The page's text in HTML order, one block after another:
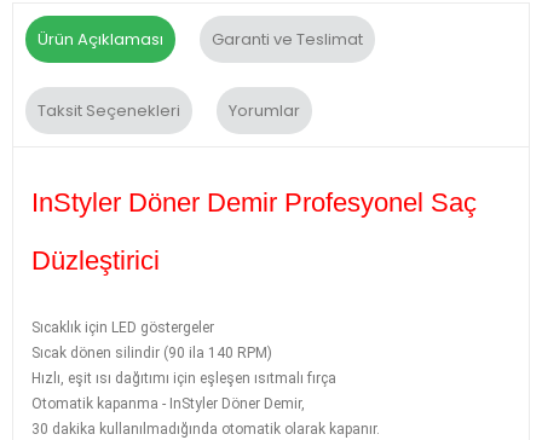
Ürün Açıklaması Garanti ve Teslimat
Taksit Seçenekleri Yorumlar
InStyler Döner Demir Profesyonel Saç
Düzleştirici
Sıcaklık için LED göstergeler
Sıcak dönen silindir (90 ila 140 RPM)
Hızlı, eşit ısı dağıtımı için eşleşen ısıtmalı fırça
Otomatik kapanma - InStyler Döner Demir,
30 dakika kullanılmadığında otomatik olarak kapanır.